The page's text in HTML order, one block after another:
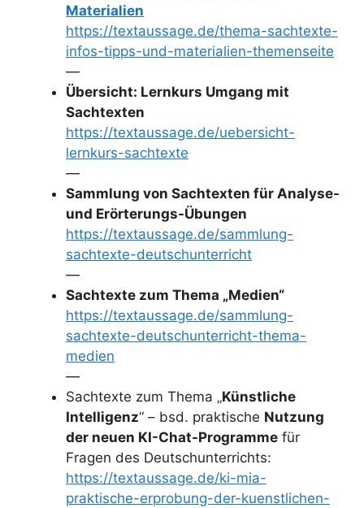
Materialien
https://textaussage.de/thema-sachtexte-
infos-tipps-und-materialien-themenseite
—
Übersicht: Lernkurs Umgang mit
Sachtexten
https://textaussage.de/uebersicht-
lernkurs-sachtexte
—
Sammlung von Sachtexten für Analyse-
und Erörterungs-Übungen
https://textaussage.de/sammlung-
sachtexte-deutschunterricht
—
Sachtexte zum Thema „Medien“
https://textaussage.de/sammlung-
sachtexte-deutschunterricht-thema-
medien
—
Sachtexte zum Thema „Künstliche
Intelligenz“ – bsd. praktische Nutzung
der neuen KI-Chat-Programme für
Fragen des Deutschunterrichts:
https://textaussage.de/ki-mia-
praktische-erprobung-der-kuenstlichen-